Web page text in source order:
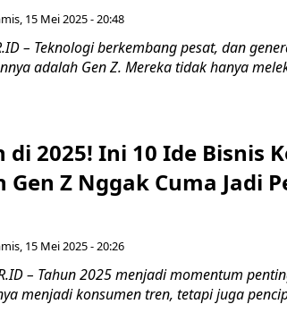
15 Mei 2025 - 20:48
– Teknologi berkembang pesat, dan
adalah Gen Z. Mereka tidak hanya
di 2025! Ini 10 Ide Bisnis
Z Nggak Cuma Jadi
15 Mei 2025 - 20:26
– Tahun 2025 menjadi momentum
menjadi konsumen tren, tetapi juga